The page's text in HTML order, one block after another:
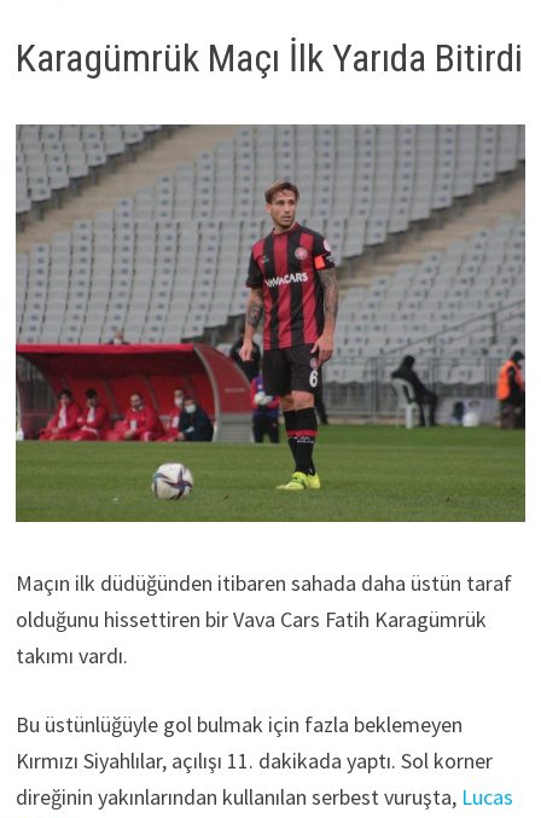
Karagümrük Maçı İlk Yarıda Bitirdi
Maçın ilk düdüğünden itibaren sahada daha üstün taraf
olduğunu hissettiren bir Vava Cars Fatih Karagümrük
takımı vardı.
Bu üstünlüğüyle gol bulmak için fazla beklemeyen
Kırmızı Siyahlılar, açılışı 11. dakikada yaptı. Sol korner
direğinin yakınlarından kullanılan serbest vuruşta, Lucas